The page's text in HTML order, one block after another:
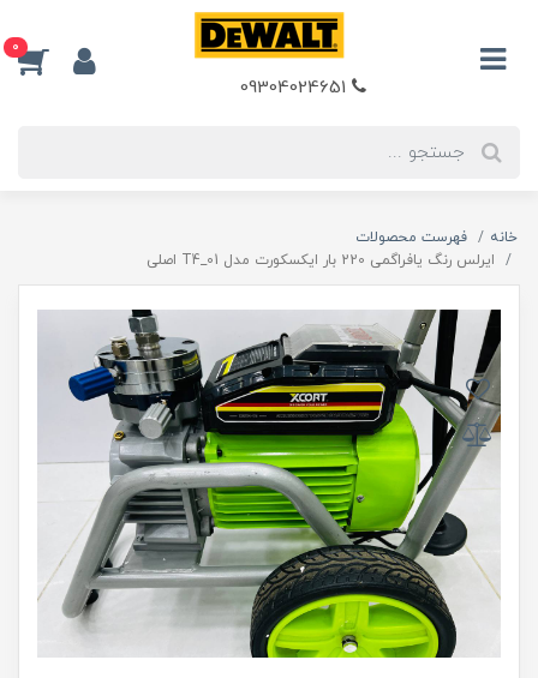
0
خانه
فهرست محصولات
ایرلس رنگ یافراگمی 220 بار ایکسکورت مدل 01_T4 اصلی